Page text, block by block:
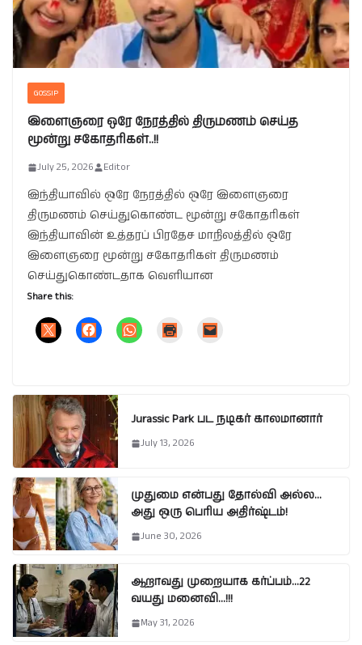
GOSSIP
இளைஞரை ஒரே நேரத்தில் திருமணம் செய்த
மூன்று சகோதரிகள்..!!
July 25, 2026 Editor
இந்தியாவில் ஒரே நேரத்தில் ஒரே இளைஞரை
திருமணம் செய்துகொண்ட மூன்று சகோதரிகள்
இந்தியாவின் உத்தரப் பிரதேச மாநிலத்தில் ஒரே
இளைஞரை மூன்று சகோதரிகள் திருமணம்
செய்துகொண்டதாக வெளியான
Share this:
Jurassic Park பட நடிகர் காலமானார்
July 13, 2026
முதுமை என்பது தோல்வி அல்ல…
அது ஒரு பெரிய அதிர்ஷ்டம்!
June 30, 2026
ஆறாவது முறையாக கர்ப்பம்…22
வயது மனைவி…!!!
May 31, 2026